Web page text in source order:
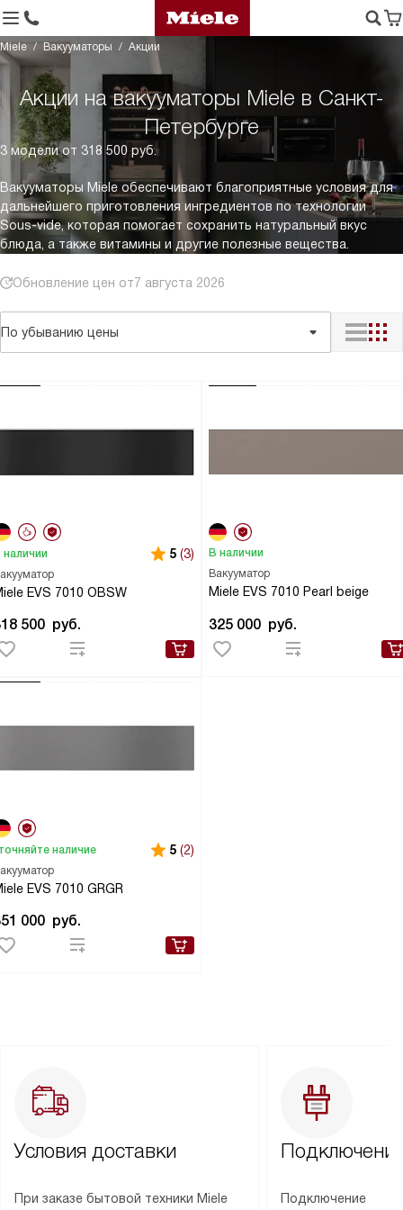
Miele Вакууматоры Акции
Акции на вакууматоры Miele в Санкт-
Петербурге
3 модели от 318 500 руб.
Вакууматоры Miele обеспечивают благоприятные условия для
дальнейшего приготовления ингредиентов по технологии
Sous-vide, которая помогает сохранить натуральный вкус
блюда, а также витамины и другие полезные вещества.
Обновление цен от7 августа 2026
По убыванию цены
EVS 7010 OBSW
наличии 5 (3)
500 руб.
Вакууматор
Miele EVS 7010 Pearl beige
В наличии
325 000 руб.
EVS 7010 GRGR
наличие 5 (2)
000 руб.
Условия доставки
При заказе бытовой техники Miele
Подключение